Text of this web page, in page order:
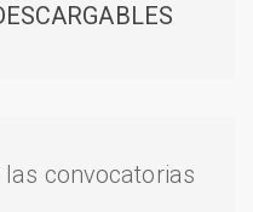
convocatorias